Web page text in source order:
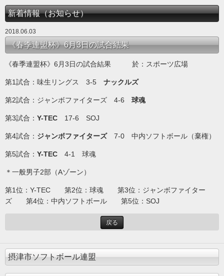
新着情報（お知らせ）
2018.06.03
《春季連盟杯》6月3日の試合結果
《春季連盟杯》6月3日の試合結果 於：スポーツ広場
第1試合：味生リングス 3-5 ナックルズ
第2試合：ジャンボファイターズ 4-6 球魂
第3試合： Y-TEC 17-6 SOJ
第4試合： ジャンボファイターズ7-0 中内ソフトボール（棄権）
第5試合： Y-TEC 4-1 球魂
＊一般男子2部（Аゾーン）
第1位：Y-TEC 第2位：球魂 第3位：ジャンボファイター
ズ 第4位：中内ソフトボール 第5位：SOJ
戻る
摂津市ソフトボール連盟